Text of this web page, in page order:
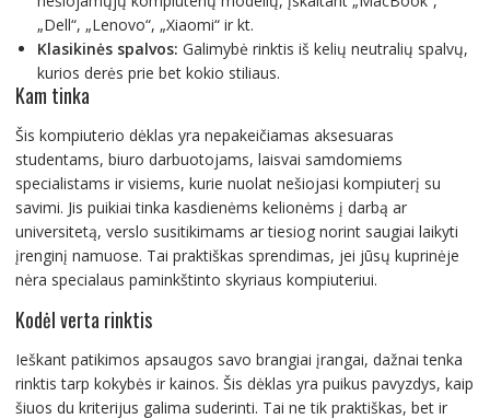
„Dell“, „Lenovo“, „Xiaomi“ ir kt.
Klasikinės spalvos: Galimybė rinktis iš kelių neutralių spalvų,
kurios derės prie bet kokio stiliaus.
Kam tinka
Šis kompiuterio dėklas yra nepakeičiamas aksesuaras
studentams, biuro darbuotojams, laisvai samdomiems
specialistams ir visiems, kurie nuolat nešiojasi kompiuterį su
savimi. Jis puikiai tinka kasdienėms kelionėms į darbą ar
universitetą, verslo susitikimams ar tiesiog norint saugiai laikyti
įrenginį namuose. Tai praktiškas sprendimas, jei jūsų kuprinėje
nėra specialaus paminkštinto skyriaus kompiuteriui.
Kodėl verta rinktis
Ieškant patikimos apsaugos savo brangiai įrangai, dažnai tenka
rinktis tarp kokybės ir kainos. Šis dėklas yra puikus pavyzdys, kaip
šiuos du kriterijus galima suderinti. Tai ne tik praktiškas, bet ir